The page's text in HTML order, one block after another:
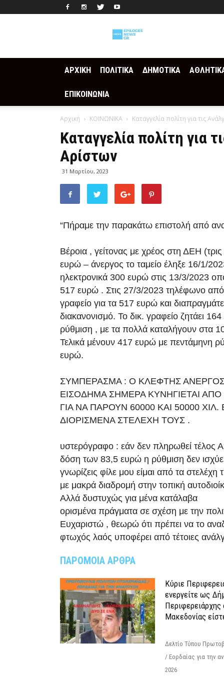
ΑΡΧΙΚΗ ΠΟΛΙΤΙΚΑ ΔΗΜΟΤΙΚΑ
ΕΠΙΚΟΙΝΩΝΙΑ
Αρχική ΚΟΙΝΩΝΙΚΑ Καταγγελία πολίτη για τις
Καταγγελία πολίτη για
Αρίστων
31 Μαρτίου, 2023
“Πήραμε την παρακάτω επιστολή από
Βέροια , γείτονας με χρέος στη ΔΕΗ
ευρώ – άνεργος το ταμείο έληξε 16/1/
ηλεκτρονικά 300 ευρώ στις 13/3/2023
517 ευρώ . Στις 27/3/2023 τηλέφωνο από
γραφείο για τα 517 ευρώ και
διακανονισμό. Το δικ. γραφείο ζητάει
ρύθμιση , με τα πολλά καταλήγουν στα
Τελικά μένουν 417 ευρώ με πεντάμηνη
ευρώ.
ΣΥΜΠΕΡΑΣΜΑ : Ο ΚΛΕΦΤΗΣ
ΕΙΣΟΔΗΜΑ ΣΗΜΕΡΑ ΚΥΝΗΓΙΕΤΑΙ ΑΠΟ
ΓΙΑ ΝΑ ΠΑΡΟΥΝ 60000 ΚΑΙ 50000
ΔΙΟΡΙΣΜΕΝΑ ΣΤΕΛΕΧΗ ΤΟΥΣ .
υστερόγραφο : εάν δεν πληρωθεί τέλος
δόση των 83,5 ευρώ η ρύθμιση δεν
γνωρίζεις φίλε μου είμαι από τα
με μακρά διαδρομή στην τοπική
Αλλά δυστυχώς για μένα κατάλαβα
ορισμένα πράγματα σε σχέση με την
Ευχαριστώ , θεωρώ ότι πρέπει να το
φτωχός λαός υποφέρει από τέτοιες
ΠΑΡΟΜΟΙΑ ΑΡΘΡΑ
Κύριε
ενεργείτε ως
Περιφερειάρχης
Μακεδονίας
Δελτίο Τύπου
/ Εορδαίας για την
2026